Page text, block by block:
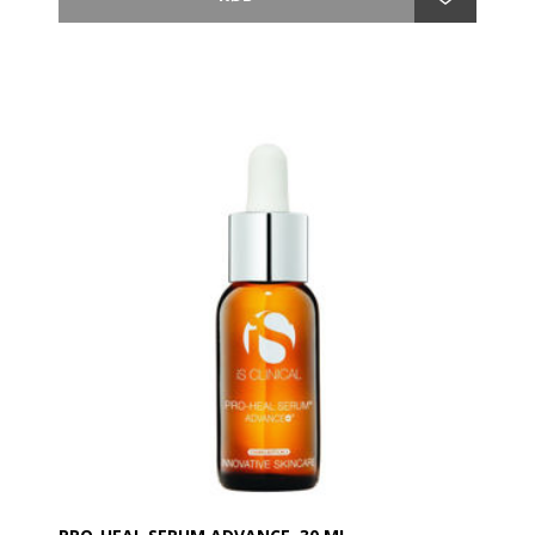
Den antioxidantrige Body Complex skaber både
syrer, retinol, essentielt vitamin B5 og lindrende
at lindre selv de mest umulige hudtilstande som f.eks.
- Fugter, udglatter og blødgør
- Hjælper med at mildne kontaktdermatitis
- Hjælper med at mildne eksem og psoreasis
- Danner anti-oxident beskyttelelsesbarriere
- Skaber resultater her og nu og på lang sigt.